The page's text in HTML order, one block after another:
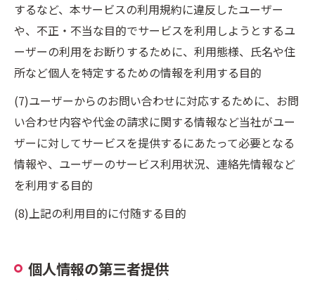
するなど、本サービスの利用規約に違反したユーザー
や、不正・不当な目的でサービスを利用しようとするユ
ーザーの利用をお断りするために、利用態様、氏名や住
所など個人を特定するための情報を利用する目的
(7)ユーザーからのお問い合わせに対応するために、お問
い合わせ内容や代金の請求に関する情報など当社がユー
ザーに対してサービスを提供するにあたって必要となる
情報や、ユーザーのサービス利用状況、連絡先情報など
を利用する目的
(8)上記の利用目的に付随する目的
個人情報の第三者提供